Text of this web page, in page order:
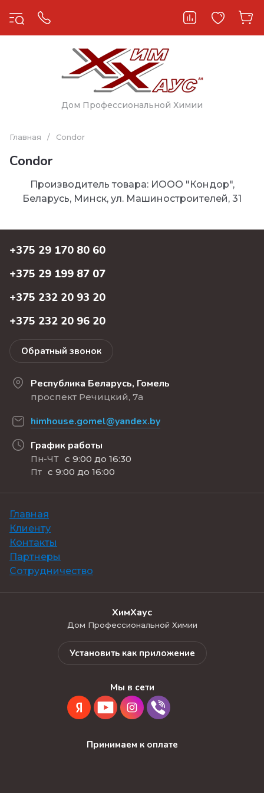
Дом Профессиональной Химии
Главная / Condor
Condor
Производитель товара: ИООО "Кондор",
Беларусь, Минск, ул. Машиностроителей, 31
+375 29 170 80 60
+375 29 199 87 07
+375 232 20 93 20
+375 232 20 96 20
Обратный звонок
Республика Беларусь, Гомель
проспект Речицкий, 7а
himhouse.gomel@yandex.by
График работы
Пн-ЧТ с 9:00 до 16:30
Пт с 9:00 до 16:00
Главная
Клиенту
Контакты
Партнеры
Сотрудничество
ХимХаус
Дом Профессиональной Химии
Установить как приложение
Мы в сети
Принимаем к оплате